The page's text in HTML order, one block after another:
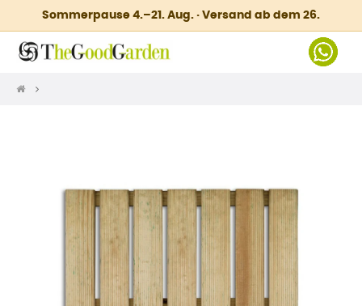
Sommerpause 4.–21. Aug. · Versand ab dem 26.